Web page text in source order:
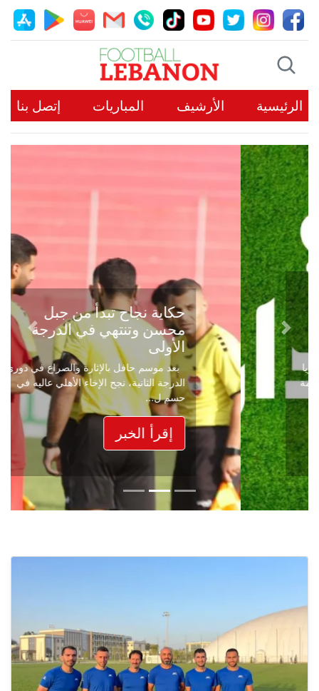
الرئيسية الأرشيف المباريات إتصل بنا
حكاية نجاح تبدأ من جبل
محسن وتنتهي في الدرجة
الأولى
بعد موسم حافل بالإثارة والصراع في دوري
الدرجة الثانية، نجح الإخاء الأهلي عاليه في
حسم ل...
إقرأ الخبر
Previous
Next